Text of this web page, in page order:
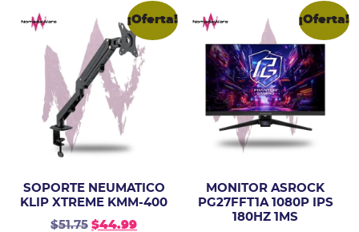
¡Oferta!
SOPORTE NEUMATICO
KLIP XTREME KMM-400
$51.75 $44.99
¡Oferta!
MONITOR ASROCK
PG27FFT1A 1080P IPS
180HZ 1MS